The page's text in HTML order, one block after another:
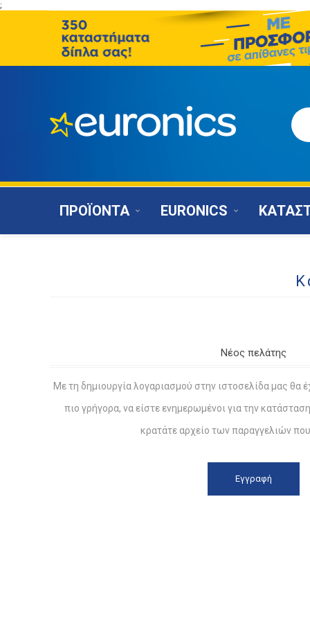
;
ΠΡΟΪΟΝΤΑ EURONICS
Νέος πελάτης
Με τη δημιουργία λογαριασμού στην ιστοσελίδα μας θα
πιο γρήγορα, να είστε ενημερωμένοι για την
κρατάτε αρχείο των παραγγελιών που